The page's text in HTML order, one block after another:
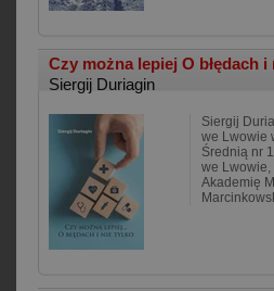
Czy można lepiej O błędach
Siergij Duriagin
Siergij
we Lwowie
Średnią nr
we Lwowie,
Akademię